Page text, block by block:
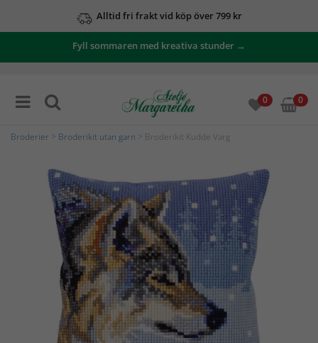
Alltid fri frakt vid köp över 799 kr
Fyll sommaren med kreativa stunder →
0 0
Broderier Broderikit utan garn > Broderikit Kudde Varg